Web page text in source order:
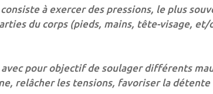
à exercer des pressions, le plus
du corps (pieds, mains, tête-visage, et/
pour objectif de soulager différents
relâcher les tensions, favoriser la